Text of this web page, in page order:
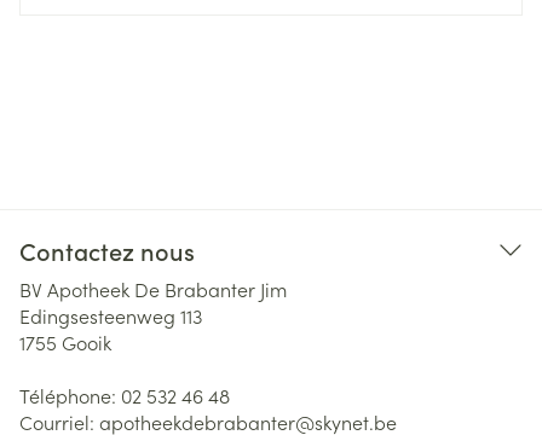
Contactez nous
BV Apotheek De Brabanter Jim
Edingsesteenweg 113
1755 Gooik
Téléphone: 02 532 46 48
Courriel: apotheekdebrabanter@skynet.be